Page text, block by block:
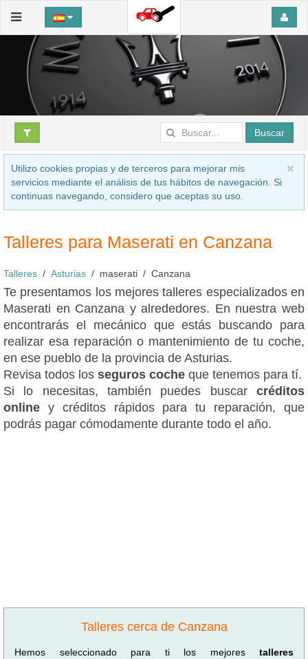
Buscar
Utilizo cookies propias y de terceros para mejorar mis
servicios mediante el análisis de tus hábitos de navegación. Si
continuas navegando, considero que aceptas su uso.
Talleres para Maserati en Canzana
Talleres Asturias maserati Canzana
Te presentamos los mejores talleres especializados en
Maserati en Canzana y alrededores. En nuestra web
encontrarás el mecánico que estás buscando para
realizar esa reparación o mantenimiento de tu coche,
en ese pueblo de la provincia de Asturias.
Revisa todos los seguros coche que tenemos para tí.
Si lo necesitas, también puedes buscar créditos
online y créditos rápidos para tu reparación, que
podrás pagar cómodamente durante todo el año.
Talleres cerca de Canzana
Hemos seleccionado para ti los mejores talleres